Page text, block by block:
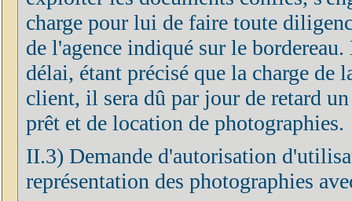
charge pour lui de faire toute
de l'agence indiqué sur le
délai, étant précisé que la charge de
client, il sera dû par jour de retard
prêt et de location de photographies.
II.3) Demande d'autorisation
représentation des photographies